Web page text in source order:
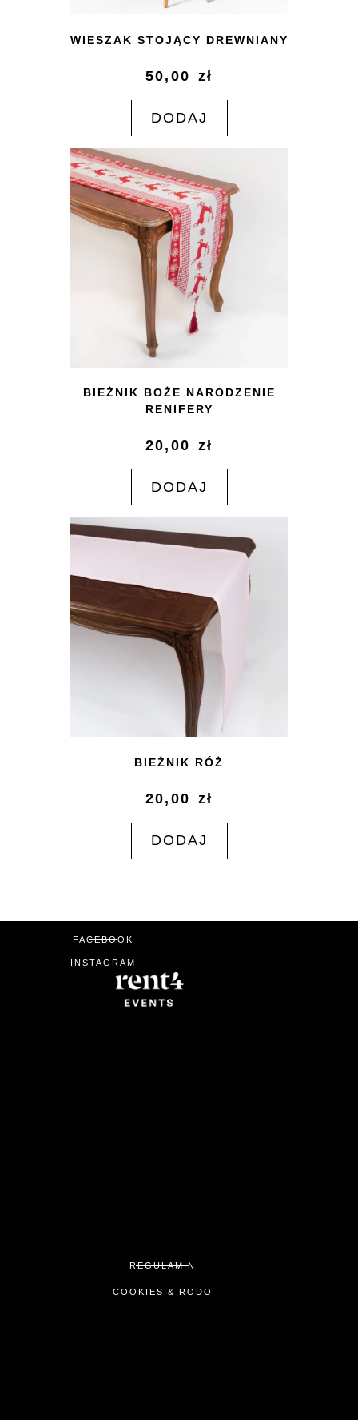
WIESZAK STOJĄCY DREWNIANY
50,00 zł
DODAJ
BIEŻNIK BOŻE NARODZENIE
RENIFERY
20,00 zł
DODAJ
BIEŻNIK RÓŻ
20,00 zł
DODAJ
FACEBOOK
INSTAGRAM
REGULAMIN
COOKIES & RODO